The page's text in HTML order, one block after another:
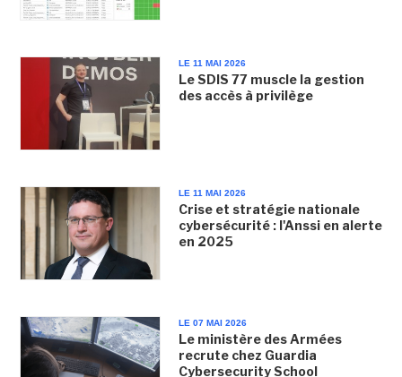
LE 11 MAI 2026
Le SDIS 77 muscle la gestion
des accès à privilège
LE 11 MAI 2026
Crise et stratégie nationale
cybersécurité : l'Anssi en alerte
en 2025
LE 07 MAI 2026
Le ministère des Armées
recrute chez Guardia
Cybersecurity School